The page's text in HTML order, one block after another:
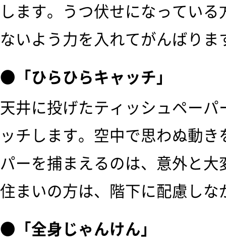
します。うつ伏せになってい
ないよう力を入れてがんばりま
●「ひらひらキャッチ」
天井に投げたティッシュペー
ッチします。空中で思わぬ動
パーを捕まえるのは、意外と
住まいの方は、階下に配慮し
●「全身じゃんけん」